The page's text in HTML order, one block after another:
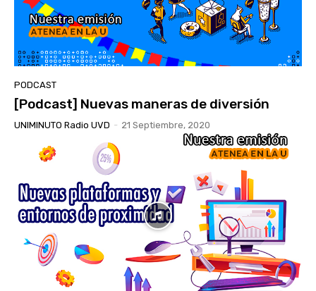
PODCAST
[Podcast] Nuevas maneras de diversión
UNIMINUTO Radio UVD - 21 Septiembre, 2020